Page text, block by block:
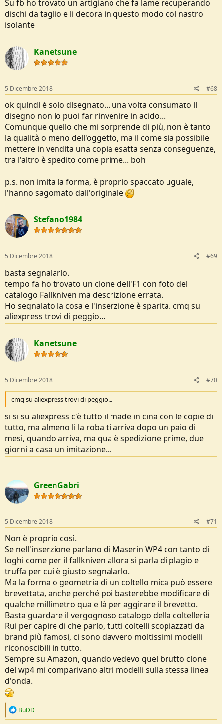
Su fb ho trovato un artigiano che fa lame recuperando
dischi da taglio e li decora in questo modo col nastro
isolante
Kanetsune
5 Dicembre 2018 #68
ok quindi è solo disegnato... una volta consumato il
disegno non lo puoi far rinvenire in acido...
Comunque quello che mi sorprende di più, non è tanto
la qualità o meno dell'oggetto, ma il come sia possibile
mettere in vendita una copia esatta senza conseguenze,
tra l'altro è spedito come prime... boh
p.s. non imita la forma, è proprio spaccato uguale,
l'hanno sagomato dall'originale
Stefano1984
5 Dicembre 2018 #69
basta segnalarlo.
tempo fa ho trovato un clone dell'F1 con foto del
catalogo Fallkniven ma descrizione errata.
Ho segnalato la cosa e l'inserzione è sparita. cmq su
aliexpress trovi di peggio...
Kanetsune
5 Dicembre 2018 #70
cmq su aliexpress trovi di peggio...
si si su aliexpress c'è tutto il made in cina con le copie di
tutto, ma almeno li la roba ti arriva dopo un paio di
mesi, quando arriva, ma qua è spedizione prime, due
giorni a casa un imitazione...
GreenGabri
5 Dicembre 2018 #71
Non è proprio così.
Se nell'inserzione parlano di Maserin WP4 con tanto di
loghi come per il fallkniven allora si parla di plagio e
truffa per cui è giusto segnalarlo.
Ma la forma o geometria di un coltello mica può essere
brevettata, anche perché poi basterebbe modificare di
qualche millimetro qua e là per aggirare il brevetto.
Basta guardare il vergognoso catalogo della coltelleria
Rui per capire di che parlo, tutti coltelli scopiazzati da
brand più famosi, ci sono davvero moltissimi modelli
riconoscibili in tutto.
Sempre su Amazon, quando vedevo quel brutto clone
del wp4 mi comparivano altri modelli sulla stessa linea
d'onda.
R
BuDD